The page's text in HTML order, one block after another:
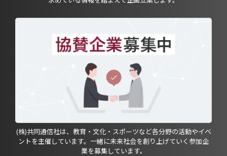
(株)共同通信社は、教育・文化・スポーツなど各分野の活動やイベ
ントを主催しています。一緒に未来社会を創り上げていく参加企
業を募集しています。